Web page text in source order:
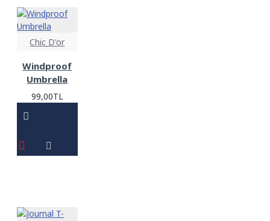
Chic D'or
Windproof
Umbrella
99,00TL